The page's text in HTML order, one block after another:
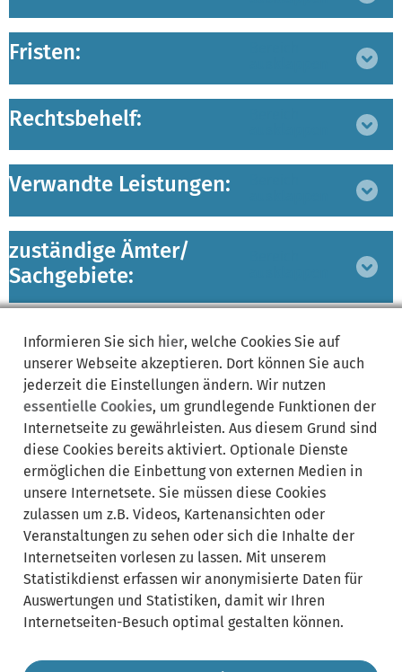
Fristen:
Rechtsbehelf:
Verwandte Leistungen:
zuständige Ämter/
Sachgebiete:
Bereich
ausklappen
Lebenslagen:
Synonyme:
Terrestrial Trunked Radio
Informieren Sie sich hier, welche Cookies Sie auf
unserer Webseite akzeptieren. Dort können Sie auch
jederzeit die Einstellungen ändern. Wir nutzen
essentielle Cookies, um grundlegende Funktionen der
Internetseite zu gewährleisten. Aus diesem Grund sind
diese Cookies bereits aktiviert. Optionale Dienste
ermöglichen die Einbettung von externen Medien in
unsere Internetsete. Sie müssen diese Cookies
zulassen um z.B. Videos, Kartenansichten oder
Veranstaltungen zu sehen oder sich die Inhalte der
Internetseiten vorlesen zu lassen. Mit unserem
Statistikdienst erfassen wir anonymisierte Daten für
Auswertungen und Statistiken, damit wir Ihren
Internetseiten-Besuch optimal gestalten können.